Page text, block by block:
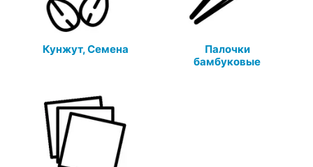
Кунжут, Семена
Палочки
бамбуковые